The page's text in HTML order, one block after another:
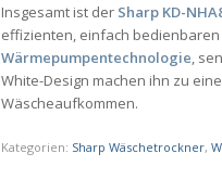
Insgesamt ist der Sharp KD-
effizienten, einfach
Wärmepumpentechnologie,
White-Design machen ihn zu
Wäscheaufkommen.
Kategorien: Sharp Wäschetrockner,